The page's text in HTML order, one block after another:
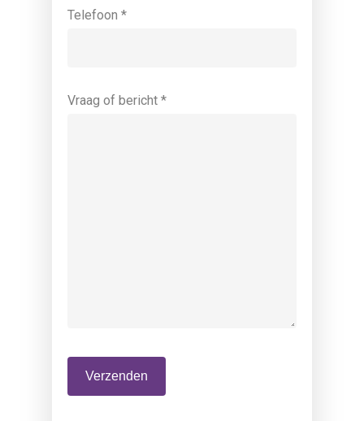
Telefoon *
Vraag of bericht *